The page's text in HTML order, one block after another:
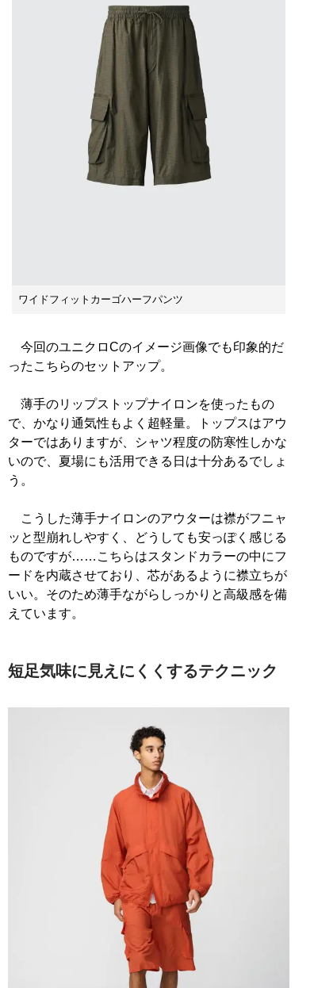
ワイドフィットカーゴハーフパンツ
今回のユニクロCのイメージ画像でも印象的だ
ったこちらのセットアップ。
薄手のリップストップナイロンを使ったもの
で、かなり通気性もよく超軽量。トップスはアウ
ターではありますが、シャツ程度の防寒性しかな
いので、夏場にも活用できる日は十分あるでしょ
う。
こうした薄手ナイロンのアウターは襟がフニャ
ッと型崩れしやすく、どうしても安っぽく感じる
ものですが……こちらはスタンドカラーの中にフ
ードを内蔵させており、芯があるように襟立ちが
いい。そのため薄手ながらしっかりと高級感を備
えています。
短足気味に見えにくくするテクニック